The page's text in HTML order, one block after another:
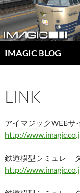
コ
ン
テ
ン
ツ
へ
IMAGIC BLOG
索
LINK
アイマジックWEBサ
http://
鉄道模型シミュレー
http://